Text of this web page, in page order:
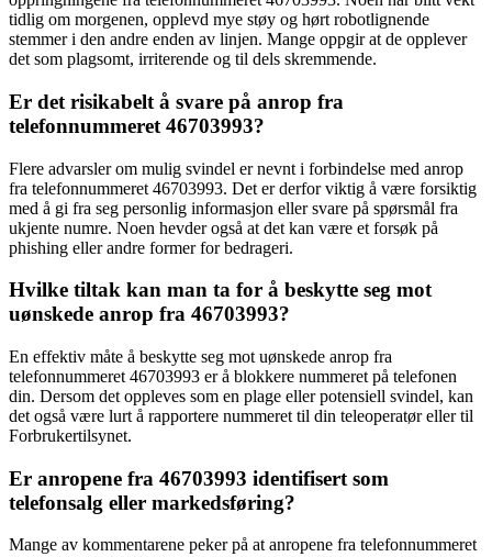
tidlig om morgenen, opplevd mye støy og hørt robotlignende
stemmer i den andre enden av linjen. Mange oppgir at de opplever
det som plagsomt, irriterende og til dels skremmende.
Er det risikabelt å svare på anrop fra
telefonnummeret 46703993?
Flere advarsler om mulig svindel er nevnt i forbindelse med anrop
fra telefonnummeret 46703993. Det er derfor viktig å være forsiktig
med å gi fra seg personlig informasjon eller svare på spørsmål fra
ukjente numre. Noen hevder også at det kan være et forsøk på
phishing eller andre former for bedrageri.
Hvilke tiltak kan man ta for å beskytte seg mot
uønskede anrop fra 46703993?
En effektiv måte å beskytte seg mot uønskede anrop fra
telefonnummeret 46703993 er å blokkere nummeret på telefonen
din. Dersom det oppleves som en plage eller potensiell svindel, kan
det også være lurt å rapportere nummeret til din teleoperatør eller til
Forbrukertilsynet.
Er anropene fra 46703993 identifisert som
telefonsalg eller markedsføring?
Mange av kommentarene peker på at anropene fra telefonnummeret